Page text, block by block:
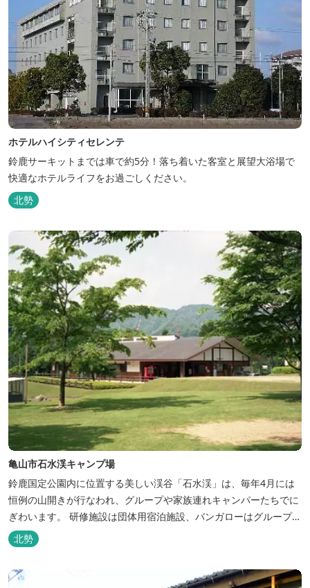
ホテルハイシティセレンテ
鈴鹿サーキットまでは車で約5分！落ち着いた客室と展望大浴場で
快適なホテルライフをお過ごしください。
北勢
亀山市石水渓キャンプ場
鈴鹿国定公園内に位置する美しい渓谷「石水渓」は、毎年4月には
恒例の山開きが行なわれ、グループや家族連れキャンパーたちでに
ぎわいます。 研修施設は団体用宿泊施設、バンガローはグループ・
家族連れ用宿泊施設として、ハイキングやキャンプの拠点として最
適です。
北勢